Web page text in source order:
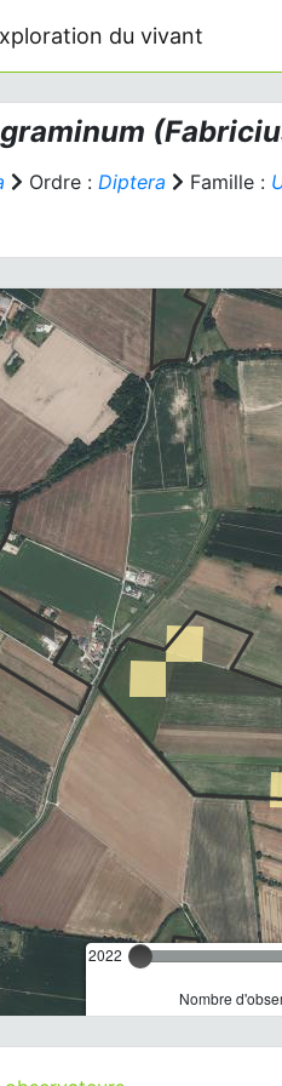
du vivant
Ordre : Diptera Famille :
2022
Nombre